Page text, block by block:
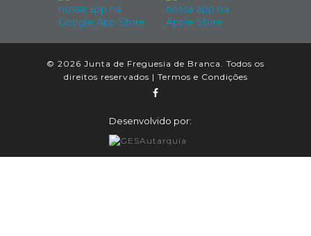
© 2026 Junta de Freguesia de Branca. Todos os
direitos reservados | Termos e Condições
Desenvolvido por: